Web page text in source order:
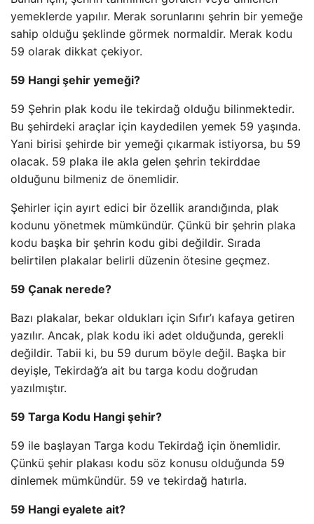
yemeklerde yapılır. Merak sorunlarını şehrin bir yemeğe
sahip olduğu şeklinde görmek normaldir. Merak kodu
59 olarak dikkat çekiyor.
59 Hangi şehir yemeği?
59 Şehrin plak kodu ile tekirdağ olduğu bilinmektedir.
Bu şehirdeki araçlar için kaydedilen yemek 59 yaşında.
Yani birisi şehirde bir yemeği çıkarmak istiyorsa, bu 59
olacak. 59 plaka ile akla gelen şehrin tekirddae
olduğunu bilmeniz de önemlidir.
Şehirler için ayırt edici bir özellik arandığında, plak
kodunu yönetmek mümkündür. Çünkü bir şehrin plaka
kodu başka bir şehrin kodu gibi değildir. Sırada
belirtilen plakalar belirli düzenin ötesine geçmez.
59 Çanak nerede?
Bazı plakalar, bekar oldukları için Sıfır’ı kafaya getiren
yazılır. Ancak, plak kodu iki adet olduğunda, gerekli
değildir. Tabii ki, bu 59 durum böyle değil. Başka bir
deyişle, Tekirdağ’a ait bu targa kodu doğrudan
yazılmıştır.
59 Targa Kodu Hangi şehir?
59 ile başlayan Targa kodu Tekirdağ için önemlidir.
Çünkü şehir plakası kodu söz konusu olduğunda 59
dinlemek mümkündür. 59 ve tekirdağ hatırla.
59 Hangi eyalete ait?